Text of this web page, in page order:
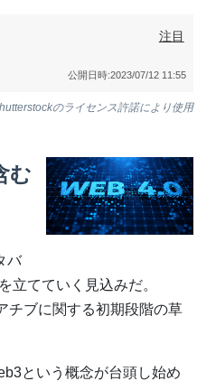
注目
公開日時:2023/07/12 11:55
のライセンス許諾により使用
む
バ
立てていく見込みだ。
チブに関する初期段階の草
という概念が台頭し始め